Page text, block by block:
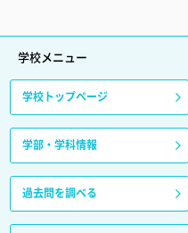
学校メニュー
学校トップページ
学部・学科情報
過去問を調べる